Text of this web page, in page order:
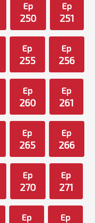
Ep
250
Ep
251
Ep
255
Ep
256
Ep
260
Ep
261
Ep
265
Ep
266
Ep
270
Ep
271
Ep Ep